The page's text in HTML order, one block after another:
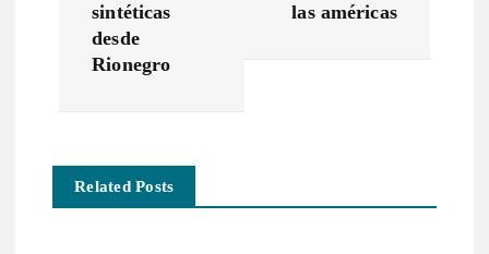
c
sintéticas
desde
Rionegro
las américas
Related Posts